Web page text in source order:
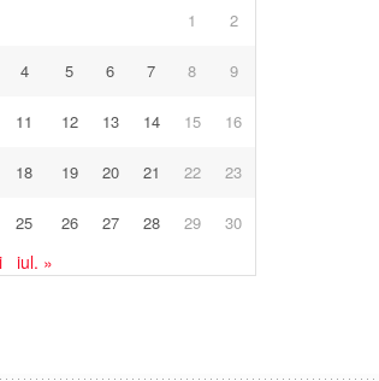
1 2
4 5 6 7 8 9
11 12 13 14 15 16
18 19 20 21 22 23
25 26 27 28 29 30
iul. »